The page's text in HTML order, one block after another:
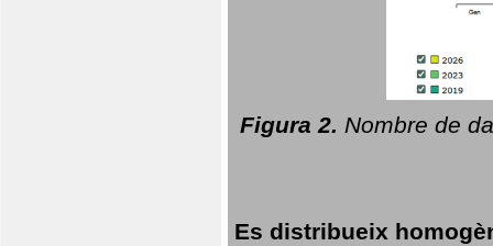
Figura 2. Nombre de
Es distribueix